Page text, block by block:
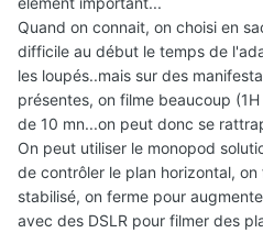
Quand on connait, on choisi en
difficile au début le temps de
les loupés..mais sur des
présentes, on filme beaucoup
de 10 mn...on peut donc se
On peut utiliser le monopod
de contrôler le plan horizontal,
stabilisé, on ferme pour
avec des DSLR pour filmer des